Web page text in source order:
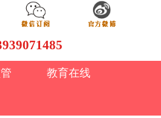
教育在线